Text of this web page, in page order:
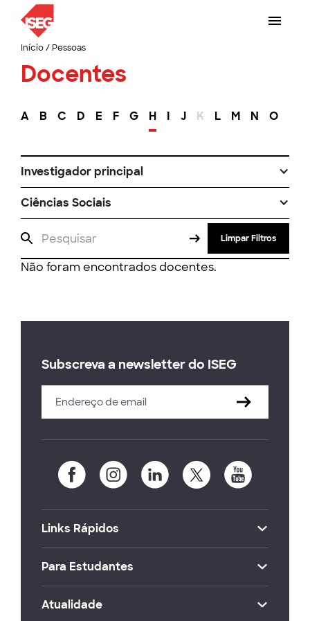
Início/ Pessoas
Docentes
A B C D E F G H I J K L M N O
Investigador principal
Ciências Sociais
Limpar Filtros
Não foram encontrados docentes.
Subscreva a newsletter do ISEG
Links Rápidos
Para Estudantes
Atualidade